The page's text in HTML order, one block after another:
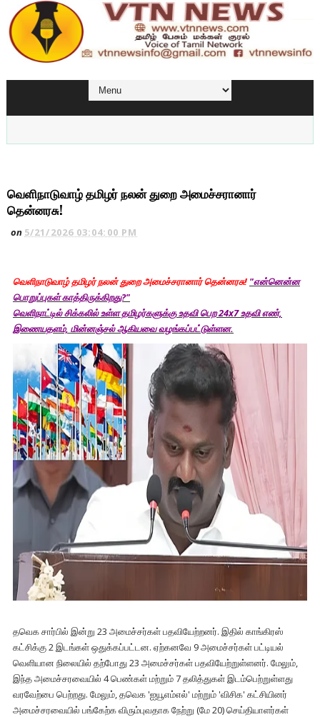
வெளிநாடுவாழ் தமிழர் நலன் துறை அமைச்சரானார்
தென்னரசு!
on 5/21/2026 03:04:00 PM
வெளிநாடுவாழ் தமிழர் நலன் துறை அமைச்சரானார் தென்னரசு! "என்னென்ன
பொறுப்புகள் காத்திருக்கிறது?"
வெளிநாட்டில் சிக்கலில் உள்ள தமிழர்களுக்கு உதவி பெற 24x7 உதவி எண்,
இணையதளம், மின்னஞ்சல் ஆகியவை வழங்கப்பட்டுள்ளன.
தவெக சார்பில் இன்று 23 அமைச்சர்கள் பதவியேற்றனர். இதில் காங்கிரஸ்
கட்சிக்கு 2 இடங்கள் ஒதுக்கப்பட்டன. ஏற்கனவே 9 அமைச்சர்கள் பட்டியல்
வெளியான நிலையில் தற்போது 23 அமைச்சர்கள் பதவியேற்றுள்ளனர். மேலும்,
இந்த அமைச்சரவையில் 4 பெண்கள் மற்றும் 7 தலித்துகள் இடம்பெற்றுள்ளது
வரவேற்பை பெற்றது. மேலும், தவெக 'ஐயூஎம்எல்' மற்றும் 'விசிக' கட்சியினர்
அமைச்சரவையில் பங்கேற்க விரும்புவதாக நேற்று (மே 20) செய்தியாளர்கள்